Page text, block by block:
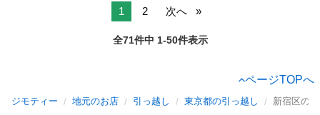
1 2 次へ
全71件中 1-50件表示
ページTOPへ
ジモティー 地元のお店 引っ越し 東京都の引っ越し 新宿区の